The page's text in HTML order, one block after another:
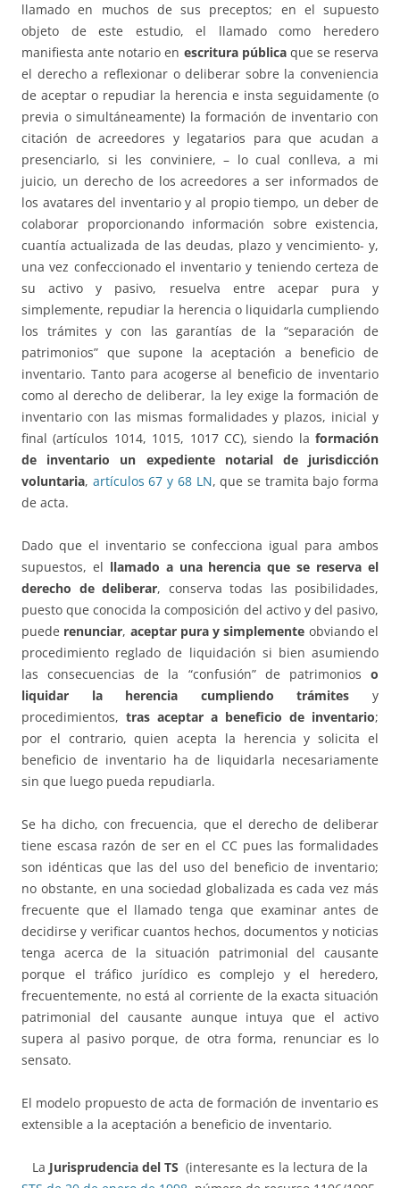
llamado en muchos de sus preceptos; en el supuesto
objeto de este estudio, el llamado como heredero
manifiesta ante notario en escritura públicaque se reserva
el derecho a reflexionar o deliberar sobre la conveniencia
de aceptar o repudiar la herencia e insta seguidamente (o
previa o simultáneamente) la formación de inventario con
citación de acreedores y legatarios para que acudan a
presenciarlo, si les conviniere, – lo cual conlleva, a mi
juicio, un derecho de los acreedores a ser informados de
los avatares del inventario y al propio tiempo, un deber de
colaborar proporcionando información sobre existencia,
cuantía actualizada de las deudas, plazo y vencimiento- y,
una vez confeccionado el inventario y teniendo certeza de
su activo y pasivo, resuelva entre acepar pura y
simplemente, repudiar la herencia o liquidarla cumpliendo
los trámites y con las garantías de la “separación de
patrimonios” que supone la aceptación a beneficio de
inventario. Tanto para acogerse al beneficio de inventario
como al derecho de deliberar, la ley exige la formación de
inventario con las mismas formalidades y plazos, inicial y
final (artículos 1014, 1015, 1017 CC), siendo la formación
de inventario un expediente notarial de jurisdicción
voluntaria, artículos 67 y 68 LN, que se tramita bajo forma
de acta.
Dado que el inventario se confecciona igual para ambos
supuestos, el llamado a una herencia que se reserva el
derecho de deliberar, conserva todas las posibilidades,
puesto que conocida la composición del activo y del pasivo,
puede renunciar, aceptar pura y simplemente obviando el
procedimiento reglado de liquidación si bien asumiendo
las consecuencias de la “confusión” de patrimonios o
liquidar la herencia cumpliendo trámites y
procedimientos, tras aceptar a beneficio de inventario;
por el contrario, quien acepta la herencia y solicita el
beneficio de inventario ha de liquidarla necesariamente
sin que luego pueda repudiarla.
Se ha dicho, con frecuencia, que el derecho de deliberar
tiene escasa razón de ser en el CC pues las formalidades
son idénticas que las del uso del beneficio de inventario;
no obstante, en una sociedad globalizada es cada vez más
frecuente que el llamado tenga que examinar antes de
decidirse y verificar cuantos hechos, documentos y noticias
tenga acerca de la situación patrimonial del causante
porque el tráfico jurídico es complejo y el heredero,
frecuentemente, no está al corriente de la exacta situación
patrimonial del causante aunque intuya que el activo
supera al pasivo porque, de otra forma, renunciar es lo
sensato.
El modelo propuesto de acta de formación de inventario es
extensible a la aceptación a beneficio de inventario.
La Jurisprudencia del TS (interesante es la lectura de la